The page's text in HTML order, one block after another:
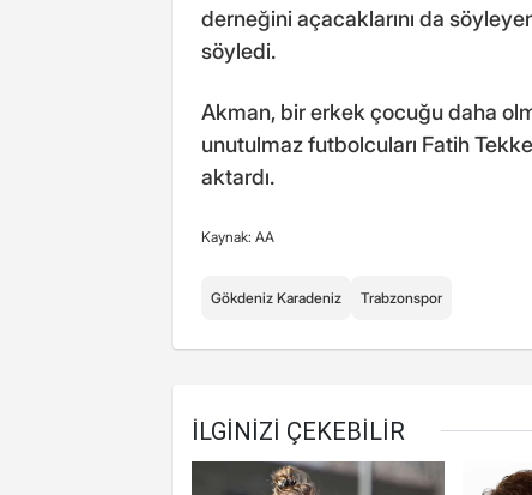
derneğini açacaklarını da
söyledi.
Akman, bir erkek çocuğu daha
unutulmaz futbolcuları Fatih
aktardı.
Kaynak: AA
Gökdeniz Karadeniz Trabzonspor